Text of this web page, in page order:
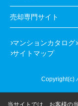
売却専門サイト
マンションカタログ
サイトマップ
Copyright(c)
当サイトでは、お客様の